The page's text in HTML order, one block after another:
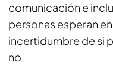
comunicación e
personas esperan
incertidumbre de si
no.